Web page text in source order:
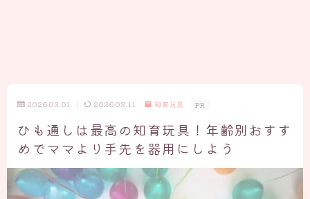
2026.03.01 2026.03.11 知育玩具 PR
ひも通しは最高の知育玩具！年齢別おすす
めでママより手先を器用にしよう